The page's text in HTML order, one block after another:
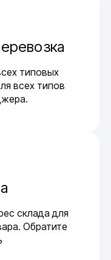
типовых
всех типов
склада для
Обратите